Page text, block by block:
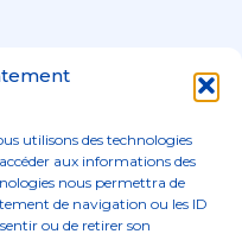
utilisons des technologies
aux informations des
nous permettra de
de navigation ou les ID
ou de retirer son